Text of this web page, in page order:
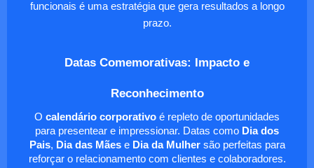
funcionais é uma estratégia que gera resultados a longo
prazo.
Datas Comemorativas: Impacto e
Reconhecimento
O calendário corporativo é repleto de oportunidades
para presentear e impressionar. Datas como Dia dos
Pais, Dia das Mãese Dia da Mulhersão perfeitas para
reforçar o relacionamento com clientes e colaboradores.